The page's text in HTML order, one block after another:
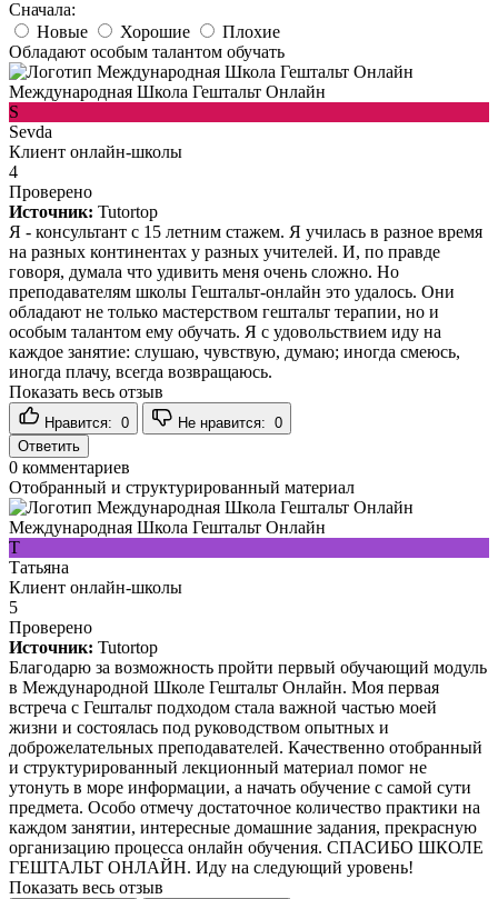
Сначала:
Новые
Хорошие
Плохие
Обладают особым талантом обучать
Международная Школа Гештальт Онлайн
S
Sevda
Клиент онлайн-школы
4
Проверено
Источник: Tutortop
Я - консультант с 15 летним стажем. Я училась в разное время
на разных континентах у разных учителей. И, по правде
говоря, думала что удивить меня очень сложно. Но
преподавателям школы Гештальт-онлайн это удалось. Они
обладают не только мастерством гештальт терапии, но и
особым талантом ему обучать. Я с удовольствием иду на
каждое занятие: слушаю, чувствую, думаю; иногда смеюсь,
иногда плачу, всегда возвращаюсь.
Показать весь отзыв
Нравится: 0 Не нравится: 0
Ответить
0 комментариев
Отобранный и структурированный материал
Международная Школа Гештальт Онлайн
Т
Татьяна
Клиент онлайн-школы
5
Проверено
Источник: Tutortop
Благодарю за возможность пройти первый обучающий модуль
в Международной Школе Гештальт Онлайн. Моя первая
встреча с Гештальт подходом стала важной частью моей
жизни и состоялась под руководством опытных и
доброжелательных преподавателей. Качественно отобранный
и структурированный лекционный материал помог не
утонуть в море информации, а начать обучение с самой сути
предмета. Особо отмечу достаточное количество практики на
каждом занятии, интересные домашние задания, прекрасную
организацию процесса онлайн обучения. СПАСИБО ШКОЛЕ
ГЕШТАЛЬТ ОНЛАЙН. Иду на следующий уровень!
Показать весь отзыв